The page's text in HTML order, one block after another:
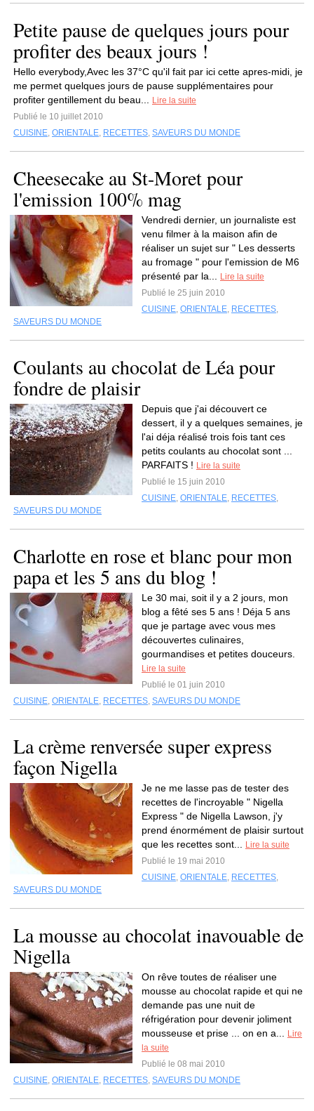
Petite pause de quelques jours pour
profiter des beaux jours !
Hello everybody,Avec les 37°C qu'il fait par ici cette apres-midi, je
me permet quelques jours de pause supplémentaires pour
profiter gentillement du beau...
Lire la suite
Publié le 10 juillet 2010
CUISINE, ORIENTALE, RECETTES, SAVEURS DU MONDE
Cheesecake au St-Moret pour
l'emission 100% mag
Vendredi dernier, un journaliste est
venu filmer à la maison afin de
réaliser un sujet sur " Les desserts
au fromage " pour l'emission de M6
présenté par la...
Lire la suite
Publié le 25 juin 2010
CUISINE, ORIENTALE, RECETTES,
SAVEURS DU MONDE
Coulants au chocolat de Léa pour
fondre de plaisir
Depuis que j'ai découvert ce
dessert, il y a quelques semaines, je
l'ai déja réalisé trois fois tant ces
petits coulants au chocolat sont ...
PARFAITS ! Lire la suite
Publié le 15 juin 2010
CUISINE, ORIENTALE, RECETTES,
SAVEURS DU MONDE
Charlotte en rose et blanc pour mon
papa et les 5 ans du blog !
Le 30 mai, soit il y a 2 jours, mon
blog a fêté ses 5 ans ! Déja 5 ans
que je partage avec vous mes
découvertes culinaires,
gourmandises et petites douceurs.
Lire la suite
Publié le 01 juin 2010
CUISINE, ORIENTALE, RECETTES, SAVEURS DU MONDE
La crème renversée super express
façon Nigella
Je ne me lasse pas de tester des
recettes de l'incroyable " Nigella
Express " de Nigella Lawson, j'y
prend énormément de plaisir surtout
que les recettes sont...
Lire la suite
Publié le 19 mai 2010
CUISINE, ORIENTALE, RECETTES,
SAVEURS DU MONDE
La mousse au chocolat inavouable de
Nigella
On rêve toutes de réaliser une
mousse au chocolat rapide et qui ne
demande pas une nuit de
réfrigération pour devenir joliment
mousseuse et prise ... on en a...
Lire
la suite
Publié le 08 mai 2010
CUISINE, ORIENTALE, RECETTES, SAVEURS DU MONDE